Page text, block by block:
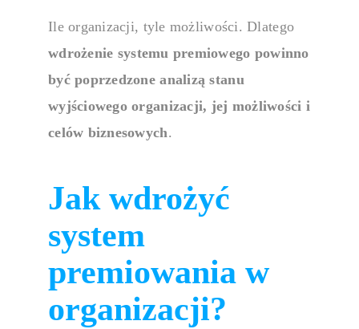
Ile organizacji, tyle możliwości. Dlatego
wdrożenie systemu premiowego powinno
być poprzedzone analizą stanu
wyjściowego organizacji, jej możliwości i
celów biznesowych.
Jak wdrożyć
system
premiowania w
organizacji?